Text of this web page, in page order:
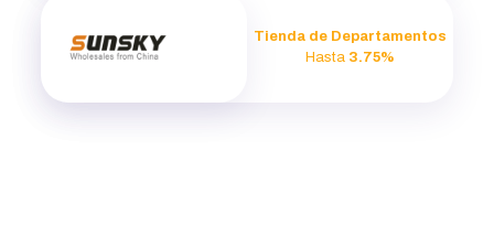
Tienda de Departamentos
Hasta 3.75%